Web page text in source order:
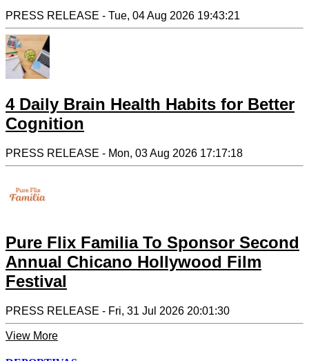
PRESS RELEASE - Tue, 04 Aug 2026 19:43:21
4 Daily Brain Health Habits for Better
Cognition
PRESS RELEASE - Mon, 03 Aug 2026 17:17:18
Pure Flix Familia To Sponsor Second
Annual Chicano Hollywood Film
Festival
PRESS RELEASE - Fri, 31 Jul 2026 20:01:30
View More